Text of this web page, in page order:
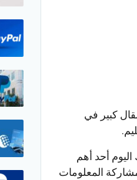
كبير في
أحد أهم
المعلومات